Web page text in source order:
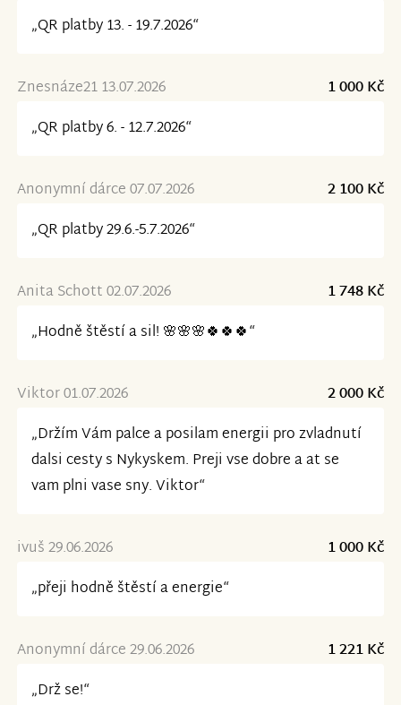
„QR platby 13. - 19.7.2026“
Znesnáze21 13.07.2026
1 000 Kč
„QR platby 6. - 12.7.2026“
Anonymní dárce 07.07.2026
2 100 Kč
„QR platby 29.6.-5.7.2026“
Anita Schott 02.07.2026
1 748 Kč
„Hodně štěstí a sil! 🌸🌸🌸🍀🍀🍀“
Viktor 01.07.2026
2 000 Kč
„Držím Vám palce a posilam energii pro zvladnutí
dalsi cesty s Nykyskem. Preji vse dobre a at se
vam plni vase sny. Viktor“
ivuš 29.06.2026
1 000 Kč
„přeji hodně štěstí a energie“
Anonymní dárce 29.06.2026
1 221 Kč
„Drž se!“